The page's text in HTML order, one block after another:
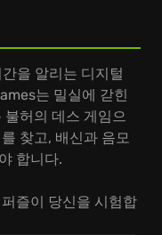
을 알리는 디지털
는 밀실에 갇힌
허의 데스 게임으
찾고, 배신과 음모
합니다.
즐이 당신을 시험합